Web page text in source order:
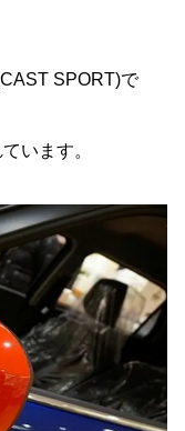
SPORT)で
います。